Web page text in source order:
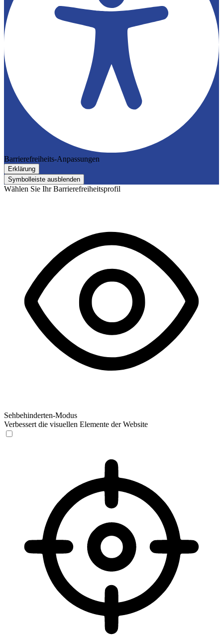
Barrierefreiheits-Anpassungen
Erklärung
Symbolleiste ausblenden
Wählen Sie Ihr Barrierefreiheitsprofil
Sehbehinderten-Modus
Verbessert die visuellen Elemente der Website